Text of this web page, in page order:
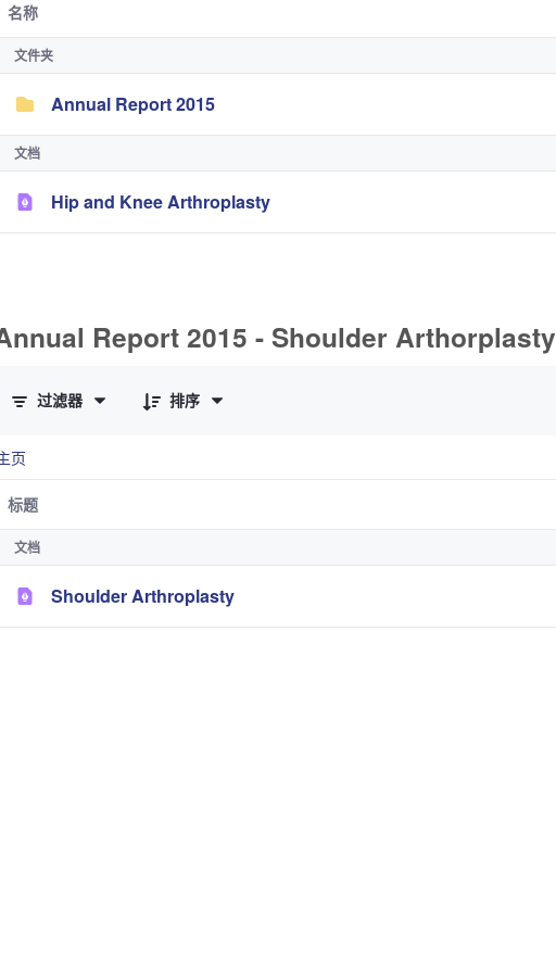
名称
文件夹
Annual Report 2015
文档
Hip and Knee Arthroplasty
Report 2015 - Shoulder Arthorplasty
过滤器
排序
页
标题
文档
Shoulder Arthroplasty